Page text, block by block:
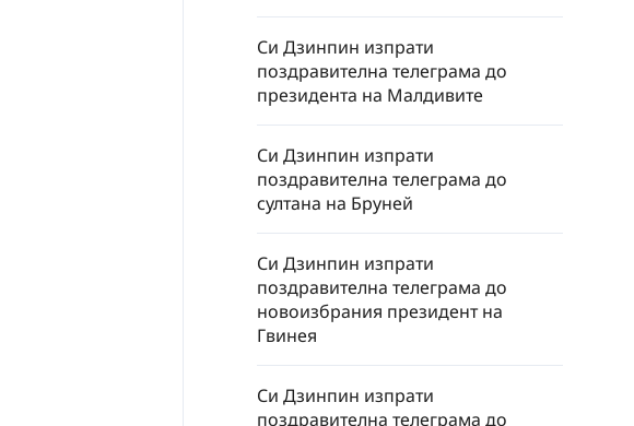
Си Дзинпин изпрати
поздравителна телеграма до
президента на Малдивите
Си Дзинпин изпрати
поздравителна телеграма до
султана на Бруней
Си Дзинпин изпрати
поздравителна телеграма до
новоизбрания президент на
Гвинея
Си Дзинпин изпрати
поздравителна телеграма до